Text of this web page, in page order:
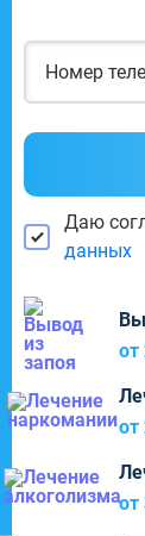
Даю
данных
от
от
от